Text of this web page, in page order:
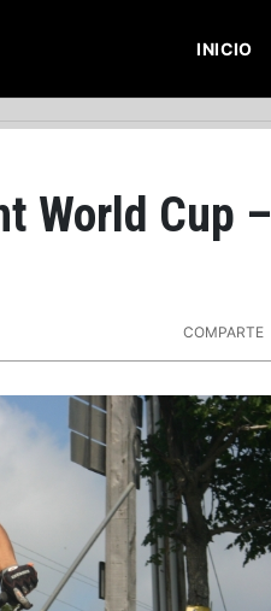
INICIO
World Cup –
COMPARTE